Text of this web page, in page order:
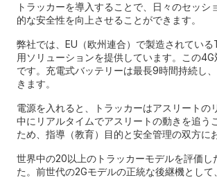
トラッカーを導入することで、日々のセッ
的な安全性を向上させることができます。
弊社では、EU（欧州連合）で製造されてい
用ソリューションを提供しています。この
です。充電式バッテリーは最長9時間持続し
きます。
電源を入れると、トラッカーはアスリート
中にリアルタイムでアスリートの動きを追
ため、指導（教育）目的と安全管理の双方に
世界中の20以上のトラッカーモデルを評価
た。前世代の2Gモデルの正統な後継機とし